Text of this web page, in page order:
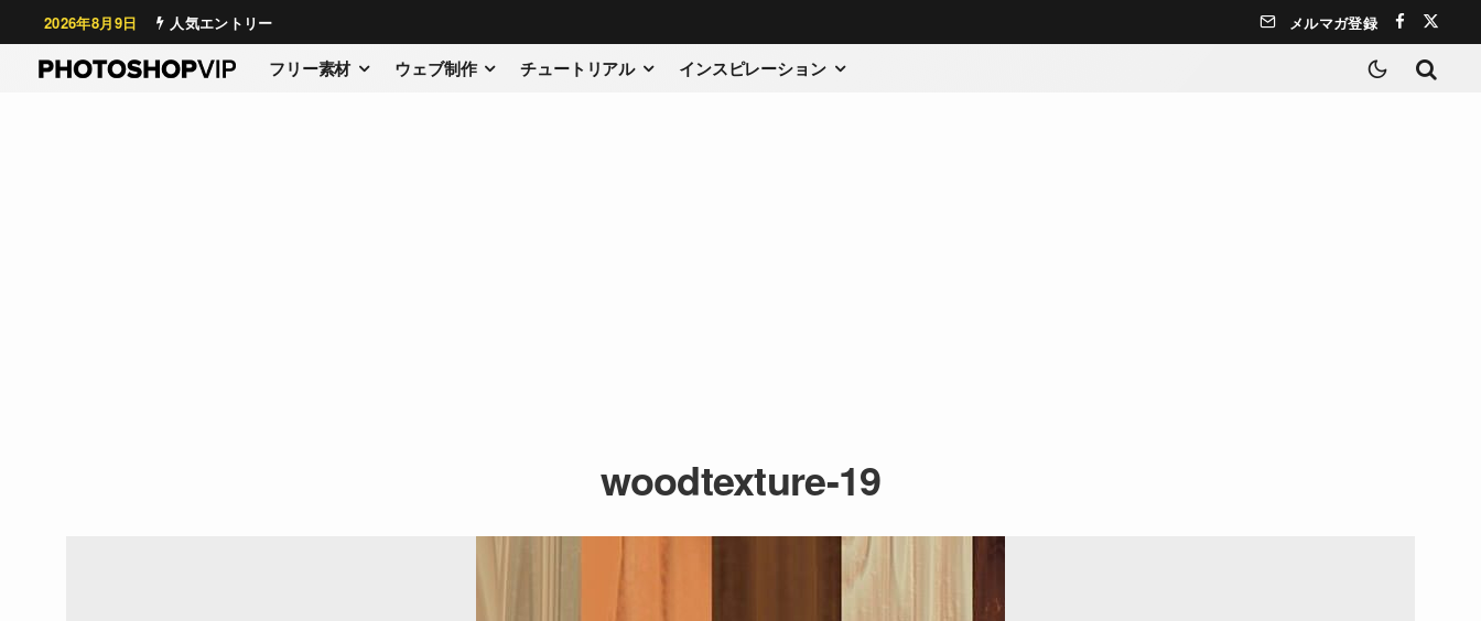
2026年8月9日 人気エントリー メルマガ登録
フリー素材 ウェブ制作 チュートリアル インスピレーション
woodtexture-19